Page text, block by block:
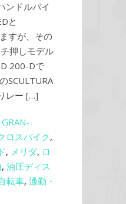
ンドルバイ
と
すが、その
押しモデル
200-Dで
SCULTURA
レー […]
GRAN-
ロスバイク,
, メリダ, ロ
, 油圧ディス
転車, 通勤・